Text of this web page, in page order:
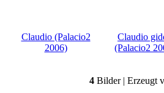
Claudio (Palacio2
2006)
Claudio
(Palacio2
4 Bilder | Erzeugt